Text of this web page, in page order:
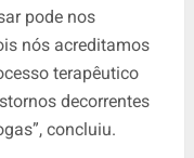
pode nos
nós acreditamos
terapêutico
decorrentes
concluiu.